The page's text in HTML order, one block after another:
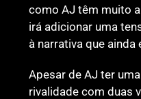
como AJ têm muito
irá adicionar uma
à narrativa que ainda
Apesar de AJ ter
rivalidade com duas